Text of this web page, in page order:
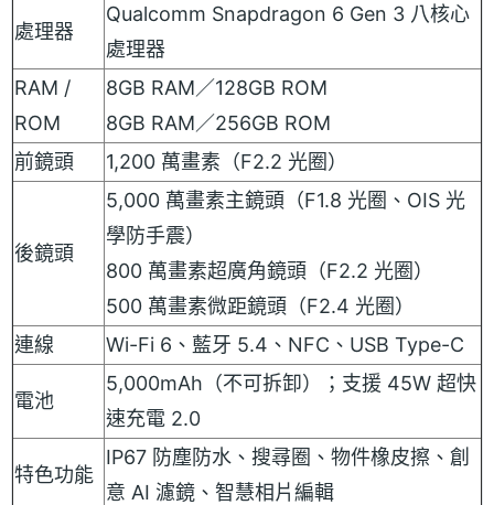
處理器
Qualcomm Snapdragon 6 Gen 3 八核心
處理器
RAM /
ROM
8GB RAM／128GB ROM
8GB RAM／256GB ROM
前鏡頭
1,200 萬畫素（F2.2 光圈）
後鏡頭
5,000 萬畫素主鏡頭（F1.8 光圈、OIS 光
學防手震）
800 萬畫素超廣角鏡頭（F2.2 光圈）
500 萬畫素微距鏡頭（F2.4 光圈）
連線
Wi-Fi 6、藍牙 5.4、NFC、USB Type-C
電池
5,000mAh（不可拆卸）；支援 45W 超快
速充電 2.0
特色功能
IP67 防塵防水、搜尋圈、物件橡皮擦、創
意 AI 濾鏡、智慧相片編輯